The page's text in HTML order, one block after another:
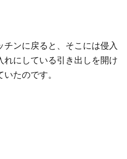
ンに戻ると、そこには侵入
れにしている引き出しを開け
たのです。